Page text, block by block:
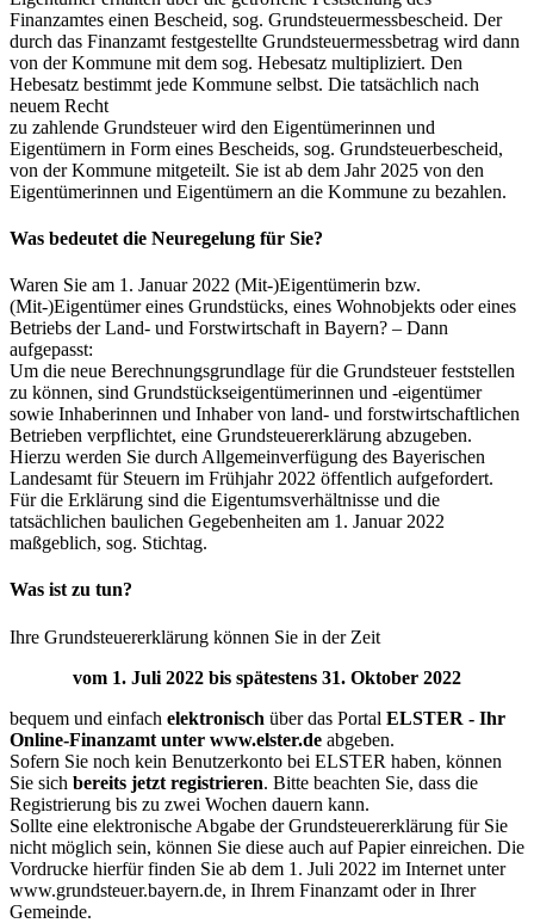
Finanzamtes einen Bescheid, sog. Grundsteuermessbescheid. Der
durch das Finanzamt festgestellte Grundsteuermessbetrag wird dann
von der Kommune mit dem sog. Hebesatz multipliziert. Den
Hebesatz bestimmt jede Kommune selbst. Die tatsächlich nach
neuem Recht
zu zahlende Grundsteuer wird den Eigentümerinnen und
Eigentümern in Form eines Bescheids, sog. Grundsteuerbescheid,
von der Kommune mitgeteilt. Sie ist ab dem Jahr 2025 von den
Eigentümerinnen und Eigentümern an die Kommune zu bezahlen.
Was bedeutet die Neuregelung für Sie?
Waren Sie am 1. Januar 2022 (Mit-)Eigentümerin bzw.
(Mit-)Eigentümer eines Grundstücks, eines Wohnobjekts oder eines
Betriebs der Land- und Forstwirtschaft in Bayern? – Dann
aufgepasst:
Um die neue Berechnungsgrundlage für die Grundsteuer feststellen
zu können, sind Grundstückseigentümerinnen und -eigentümer
sowie Inhaberinnen und Inhaber von land- und forstwirtschaftlichen
Betrieben verpflichtet, eine Grundsteuererklärung abzugeben.
Hierzu werden Sie durch Allgemeinverfügung des Bayerischen
Landesamt für Steuern im Frühjahr 2022 öffentlich aufgefordert.
Für die Erklärung sind die Eigentumsverhältnisse und die
tatsächlichen baulichen Gegebenheiten am 1. Januar 2022
maßgeblich, sog. Stichtag.
Was ist zu tun?
Ihre Grundsteuererklärung können Sie in der Zeit
vom 1. Juli 2022 bis spätestens 31. Oktober 2022
bequem und einfach elektronisch über das Portal ELSTER - Ihr
Online-Finanzamt unter www.elster.de abgeben.
Sofern Sie noch kein Benutzerkonto bei ELSTER haben, können
Sie sich bereits jetzt registrieren. Bitte beachten Sie, dass die
Registrierung bis zu zwei Wochen dauern kann.
Sollte eine elektronische Abgabe der Grundsteuererklärung für Sie
nicht möglich sein, können Sie diese auch auf Papier einreichen. Die
Vordrucke hierfür finden Sie ab dem 1. Juli 2022 im Internet unter
www.grundsteuer.bayern.de, in Ihrem Finanzamt oder in Ihrer
Gemeinde.